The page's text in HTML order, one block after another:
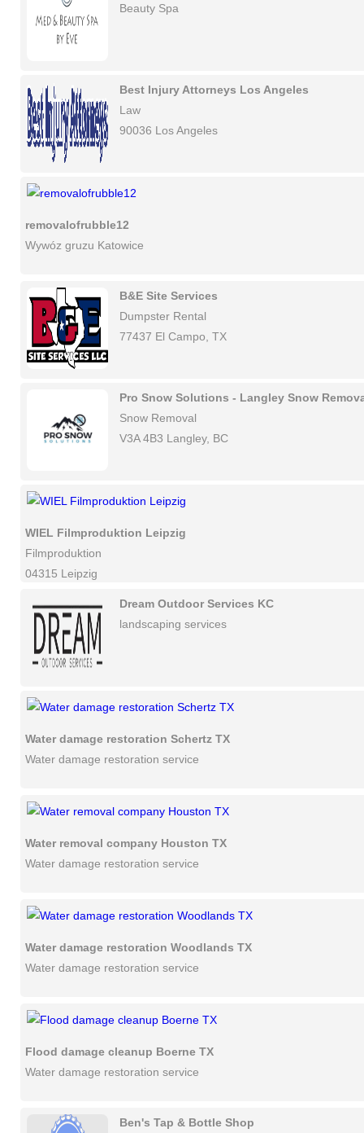
Beauty Spa
Best Injury Attorneys Los Angeles
Law
90036 Los Angeles
removalofrubble12
Wywóz gruzu Katowice
B&E Site Services
Dumpster Rental
77437 El Campo, TX
Pro Snow Solutions - Langley Snow
Snow Removal
V3A 4B3 Langley, BC
WIEL Filmproduktion Leipzig
Filmproduktion
04315 Leipzig
Dream Outdoor Services KC
landscaping services
Water damage restoration Schertz TX
Water damage restoration service
Water removal company Houston TX
Water damage restoration service
Water damage restoration Woodlands TX
Water damage restoration service
Flood damage cleanup Boerne TX
Water damage restoration service
Ben's Tap & Bottle Shop